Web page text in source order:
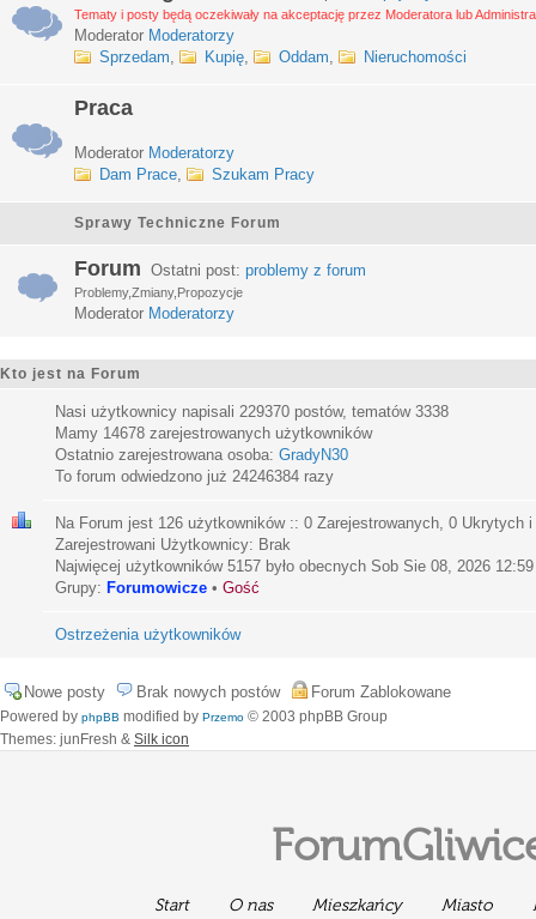
Tematy i posty będą oczekiwały na akceptację przez Moderatora lub
Moderator Moderatorzy
Sprzedam, Kupię, Oddam, Nieruchomości
Praca
Moderator Moderatorzy
Dam Prace, Szukam Pracy
Sprawy Techniczne Forum
Forum Ostatni post: problemy z forum
Problemy,Zmiany,Propozycje
Moderator Moderatorzy
Kto jest na Forum
Nasi użytkownicy napisali 229370 postów, tematów 3338
Mamy 14678 zarejestrowanych użytkowników
Ostatnio zarejestrowana osoba: GradyN30
To forum odwiedzono już 24246384 razy
Na Forum jest 126 użytkowników :: 0 Zarejestrowanych, 0 Ukrytych
Zarejestrowani Użytkownicy: Brak
Najwięcej użytkowników 5157 było obecnych Sob Sie 08, 2026 12:59
Grupy: Forumowicze • Gość
Ostrzeżenia użytkowników
Nowe posty Brak nowych postów Forum Zablokowane
Powered by phpBB modified by Przemo © 2003 phpBB Group
Themes: junFresh & Silk icon
Start O nas Mieszkańcy Miasto